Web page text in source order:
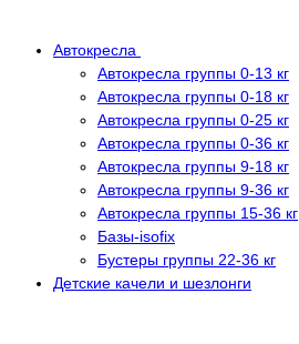
Автокресла
Автокресла группы 0-13 кг
Автокресла группы 0-18 кг
Автокресла группы 0-25 кг
Автокресла группы 0-36 кг
Автокресла группы 9-18 кг
Автокресла группы 9-36 кг
Автокресла группы 15-36 кг
Базы-isofix
Бустеры группы 22-36 кг
Детские качели и шезлонги